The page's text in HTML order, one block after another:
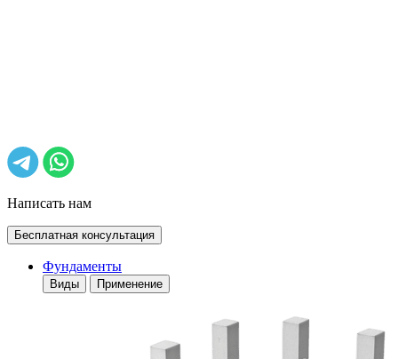
Написать нам
Бесплатная консультация
Фундаменты
Виды Применение